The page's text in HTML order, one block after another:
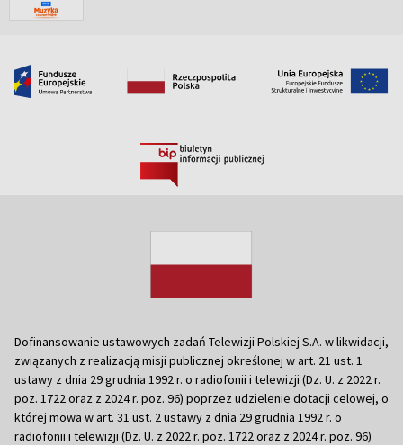
Dofinansowanie ustawowych zadań Telewizji Polskiej S.A. w likwidacji,
związanych z realizacją misji publicznej określonej w art. 21 ust. 1
ustawy z dnia 29 grudnia 1992 r. o radiofonii i telewizji (Dz. U. z 2022 r.
poz. 1722 oraz z 2024 r. poz. 96) poprzez udzielenie dotacji celowej, o
której mowa w art. 31 ust. 2 ustawy z dnia 29 grudnia 1992 r. o
radiofonii i telewizji (Dz. U. z 2022 r. poz. 1722 oraz z 2024 r. poz. 96)